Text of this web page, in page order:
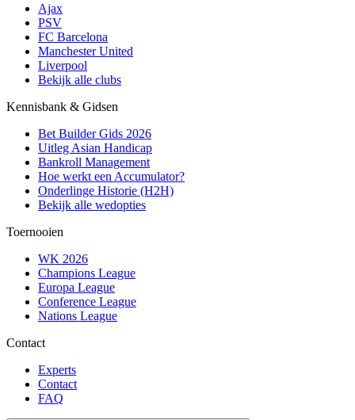
Ajax
PSV
FC Barcelona
Manchester United
Liverpool
Bekijk alle clubs
Kennisbank & Gidsen
Bet Builder Gids 2026
Uitleg Asian Handicap
Bankroll Management
Hoe werkt een Accumulator?
Onderlinge Historie (H2H)
Bekijk alle wedopties
Toernooien
WK 2026
Champions League
Europa League
Conference League
Nations League
Contact
Experts
Contact
FAQ